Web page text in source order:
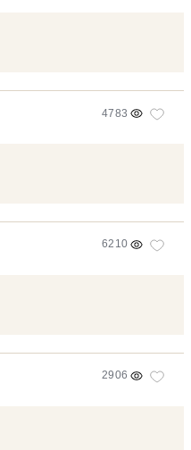
4783
6210
2906